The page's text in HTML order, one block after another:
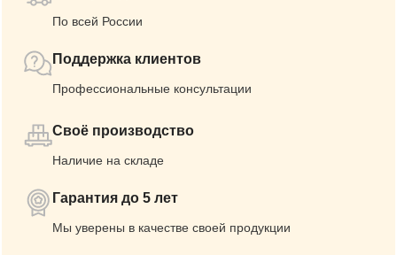
По всей России
Поддержка клиентов
Профессиональные консультации
Своё производство
Наличие на складе
Гарантия до 5 лет
Мы уверены в качестве своей продукции